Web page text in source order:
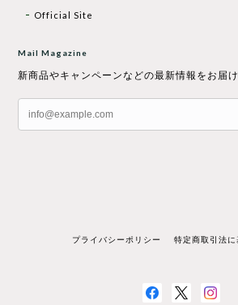
Official Site
Mail Magazine
新商品やキャンペーンなどの最新情報をお届け
プライバシーポリシー 特定商取引法に